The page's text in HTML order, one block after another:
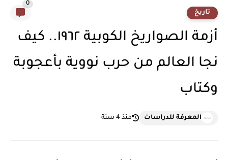
تاريخ
0
أزمة الصواريخ الكوبية ١٩٦٢.. كيف
نجا العالم من حرب نووية بأعجوبة
وكتاب
المعرفة للدراسات منذ 4 سنة